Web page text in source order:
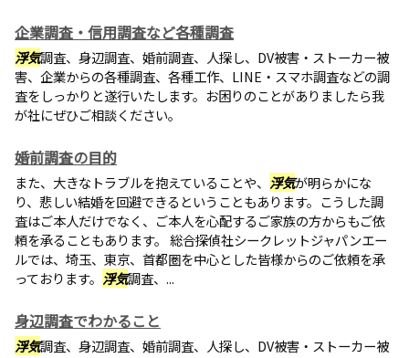
企業調査・信用調査など各種調査
浮気調査、身辺調査、婚前調査、人探し、DV被害・ストーカー被
害、企業からの各種調査、各種工作、LINE・スマホ調査などの調
査をしっかりと遂行いたします。お困りのことがありましたら我
が社にぜひご相談ください。
婚前調査の目的
また、大きなトラブルを抱えていることや、 浮気が明らかにな
り、悲しい結婚を回避できるということもあります。こうした調
査はご本人だけでなく、ご本人を心配するご家族の方からもご依
頼を承ることもあります。 総合探偵社シークレットジャパンエー
ルでは、埼玉、東京、首都圏を中心とした皆様からのご依頼を承
っております。 浮気調査、...
身辺調査でわかること
浮気調査、身辺調査、婚前調査、人探し、DV被害・ストーカー被